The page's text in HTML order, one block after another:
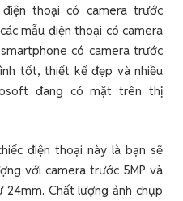
thoại có camera trước
mẫu điện thoại có camera
có camera trước
tốt, thiết kế đẹp và nhiều
đang có mặt trên thị
điện thoại này là bạn sẽ
với camera trước 5MP và
Chất lượng ảnh chụp